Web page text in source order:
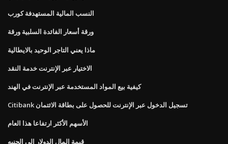
النسب المالية المستهدفة كورب
ورقة أسعار الفائدة السلبية ورقة
ماذا يعني التاجر الوحيد بالايطالية
الاختيار عبر الإنترنت خدمة النقد
كيفية بيع المواد المستخدمة عبر الإنترنت في الهند
Citibank تسجيل الدخول عبر الإنترنت للحصول على بطاقة الائتمان
الأسهم الأكثر ارتفاعا هذا العام
قيمة المال الدولار إلى الجنيه